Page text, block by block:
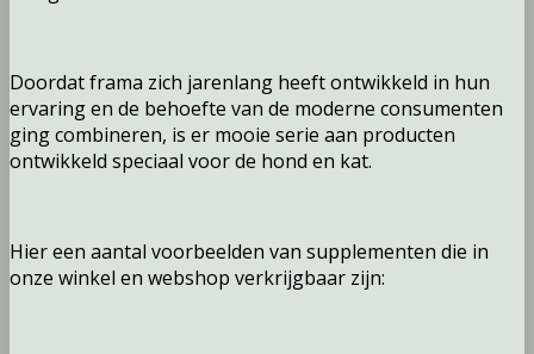
Doordat frama zich jarenlang heeft ontwikkeld in hun
ervaring en de behoefte van de moderne consumenten
ging combineren, is er mooie serie aan producten
ontwikkeld speciaal voor de hond en kat.
Hier een aantal voorbeelden van supplementen die in
onze winkel en webshop verkrijgbaar zijn: